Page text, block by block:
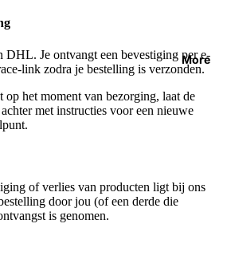
More
DHL. Je ontvangt een bevestiging per e-
link zodra je bestelling is verzonden.
op het moment van bezorging, laat de
met instructies voor een nieuwe
of verlies van producten ligt bij ons
door jou (of een derde die
is genomen.